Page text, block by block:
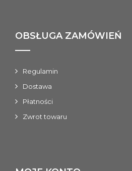
OBSŁUGA ZAMÓWIEŃ
Regulamin
Dostawa
Płatności
Zwrot towaru